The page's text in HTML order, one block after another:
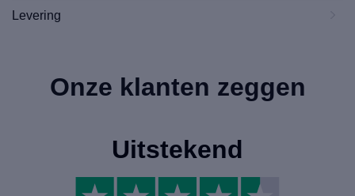
Levering
Onze klanten zeggen
Uitstekend